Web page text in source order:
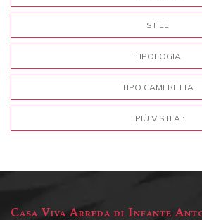
STILE
TIPOLOGIA
TIPO CAMERETTA
I PIÙ VISTI A :
Casa Viva Arreda di Infante